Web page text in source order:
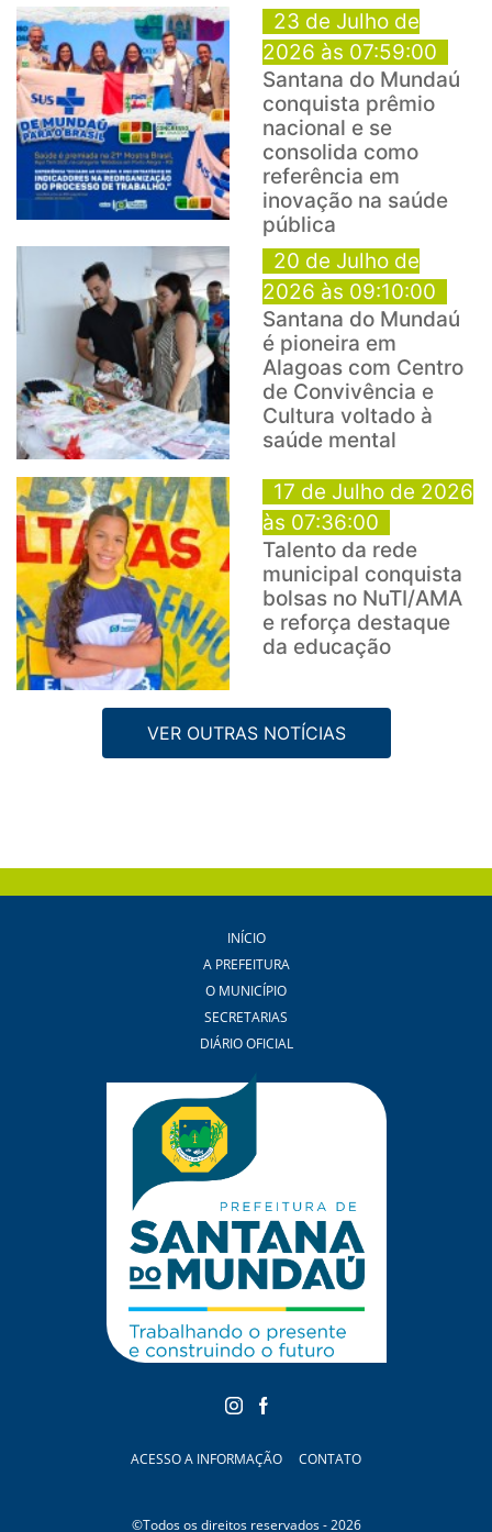
23 de Julho de
2026 às 07:59:00
Santana do Mundaú
conquista prêmio
nacional e se
consolida como
referência em
inovação na saúde
pública
20 de Julho de
2026 às 09:10:00
Santana do Mundaú
é pioneira em
Alagoas com Centro
de Convivência e
Cultura voltado à
saúde mental
17 de Julho de 2026
às 07:36:00
Talento da rede
municipal conquista
bolsas no NuTI/AMA
e reforça destaque
da educação
VER OUTRAS NOTÍCIAS
INÍCIO
A PREFEITURA
O MUNICÍPIO
SECRETARIAS
DIÁRIO OFICIAL
ACESSO A INFORMAÇÃO CONTATO
©Todos os direitos reservados - 2026